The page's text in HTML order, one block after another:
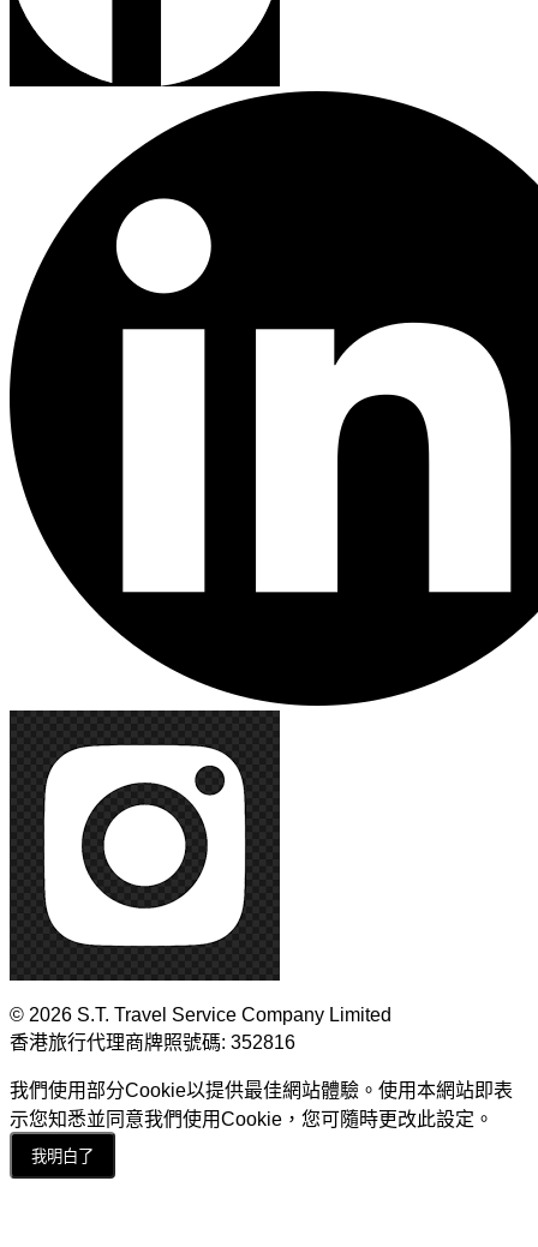
© 2026 S.T. Travel Service Company Limited
香港旅行代理商牌照號碼: 352816
我們使用部分Cookie以提供最佳網站體驗。使用本網站即表
示您知悉並同意我們使用Cookie，您可隨時更改此設定。
我明白了